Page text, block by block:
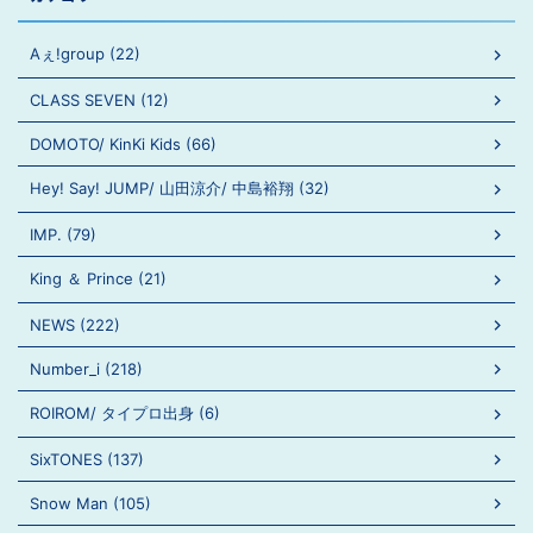
Aぇ!group (22)
CLASS SEVEN (12)
DOMOTO/ KinKi Kids (66)
Hey! Say! JUMP/ 山田涼介/ 中島裕翔 (32)
IMP. (79)
King ＆ Prince (21)
NEWS (222)
Number_i (218)
ROIROM/ タイプロ出身 (6)
SixTONES (137)
Snow Man (105)